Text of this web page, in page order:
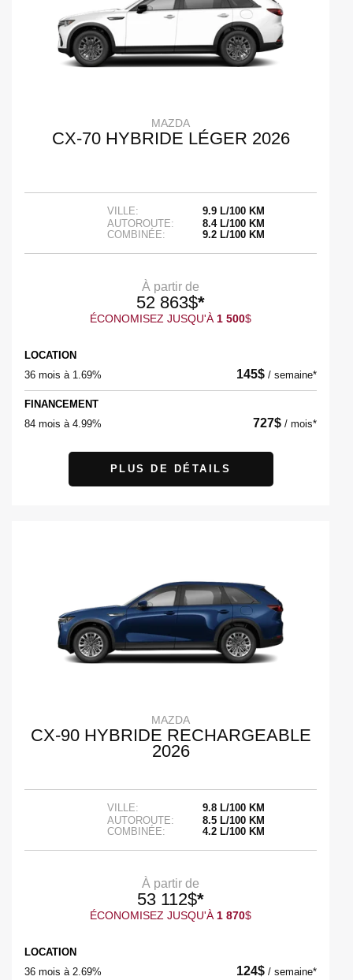
MAZDA
CX-70 HYBRIDE LÉGER 2026
VILLE:
9.9 L/100 KM
AUTOROUTE:
8.4 L/100 KM
COMBINÉE:
9.2 L/100 KM
À partir de
52 863$*
ÉCONOMISEZ JUSQU'À1 500$
LOCATION
36 mois à 1.69%
145$ / semaine*
FINANCEMENT
84 mois à 4.99%
727$ / mois*
PLUS DE DÉTAILS
MAZDA
CX-90 HYBRIDE RECHARGEABLE
2026
VILLE:
9.8 L/100 KM
AUTOROUTE:
8.5 L/100 KM
COMBINÉE:
4.2 L/100 KM
À partir de
53 112$*
ÉCONOMISEZ JUSQU'À1 870$
LOCATION
36 mois à 2.69%
124$ / semaine*